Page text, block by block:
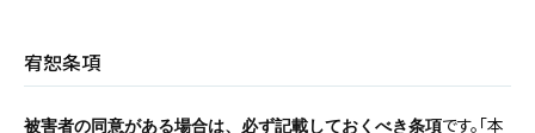
宥恕条項
被害者の同意がある場合は、必ず記載しておくべき条項です。「本